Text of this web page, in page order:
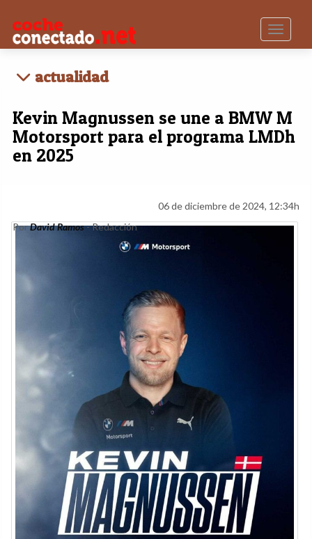
Toggle
actualidad
Kevin Magnussen se une a BMW M
Motorsport para el programa LMDh
en 2025
06 de diciembre de 2024, 12:34h
PorDavid Ramos- Redacción